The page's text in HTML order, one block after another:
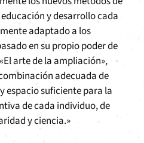
y desarrollo cada
adaptado a los
en su propio poder de
arte de la ampliación»,
adecuada de
espacio suficiente para la
de cada individuo, de
y ciencia.»